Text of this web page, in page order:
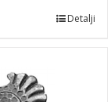
Detalji